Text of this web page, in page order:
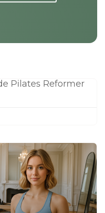
Pilates Reformer